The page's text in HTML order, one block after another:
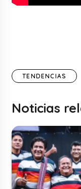
TENDENCIAS
Noticias